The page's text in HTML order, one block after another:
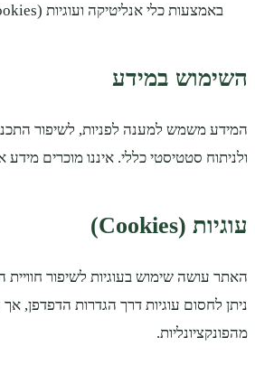
באמצעות כלי אנליטיקה ועוגיות (Cookies).
השימוש במידע
המידע משמש למענה לפניות, לשיפור
ולניתוח סטטיסטי כללי. איננו מוכרים
עוגיות (Cookies)
האתר עושה שימוש בעוגיות לשיפור חוויית
ניתן לחסום עוגיות דרך הגדרות הדפדפן,
מהפונקציונליות.